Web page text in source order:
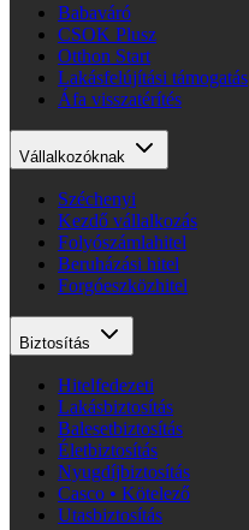
Babaváró
CSOK Plusz
Otthon Start
Lakásfelújítási támogatás
Áfa visszatérítés
Vállalkozóknak
Széchenyi
Kezdő vállalkozás
Folyószámlahitel
Beruházási hitel
Forgóeszközhitel
Biztosítás
Hitelfedezeti
Lakásbiztosítás
Balesetbiztosítás
Életbiztosítás
Nyugdíjbiztosítás
Casco • Kötelező
Utasbiztosítás